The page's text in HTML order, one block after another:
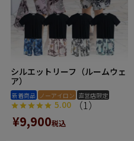
シルエットリーフ（ルームウェ
ア）
新着商品 ノーアイロン 直営店限定
5.00 （1）
¥9,900税込